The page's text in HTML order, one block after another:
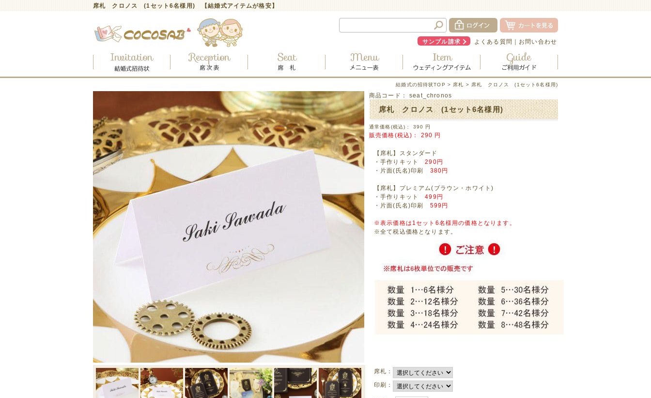
席札 クロノス (1セット6名様用) 【結婚式アイテムが格安】
サンプル請求 よくある質問 ｜ お問い合わせ
結婚式の招待状TOP > 席札 > 席札 クロノス (1セット6名様用)
商品コード： seat_chronos
席札 クロノス (1セット6名様用)
通常価格(税込)： 390 円
販売価格(税込)： 290 円
【席札】スタンダード
・手作りキット290円
・片面(氏名)印刷 380円
【席札】プレミアム(ブラウン・ホワイト)
・手作りキット499円
・片面(氏名)印刷 599円
※表示価格は1セット6名様用の価格となります。
※全て税込価格となります。
席札：
印刷：